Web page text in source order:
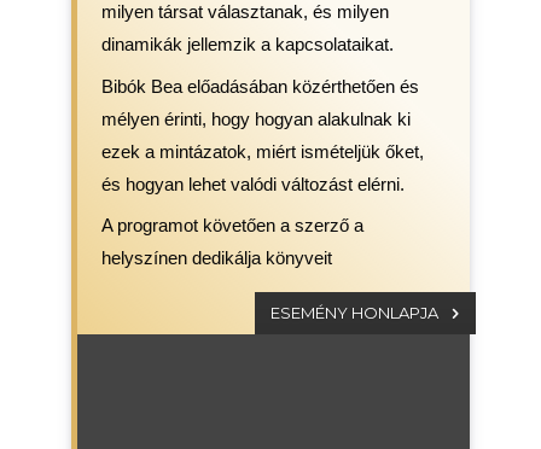
milyen társat választanak, és milyen
dinamikák jellemzik a kapcsolataikat.
Bibók Bea előadásában közérthetően és
mélyen érinti, hogy hogyan alakulnak ki
ezek a mintázatok, miért ismételjük őket,
és hogyan lehet valódi változást elérni.
A programot követően a szerző a
helyszínen dedikálja könyveit
ESEMÉNY HONLAPJA